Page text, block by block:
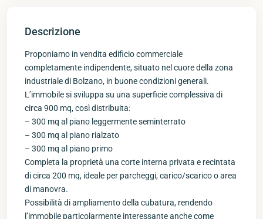
Descrizione
Proponiamo in vendita edificio commerciale
completamente indipendente, situato nel cuore della zona
industriale di Bolzano, in buone condizioni generali.
L’immobile si sviluppa su una superficie complessiva di
circa 900 mq, così distribuita:
– 300 mq al piano leggermente seminterrato
– 300 mq al piano rialzato
– 300 mq al piano primo
Completa la proprietà una corte interna privata e recintata
di circa 200 mq, ideale per parcheggi, carico/scarico o area
di manovra.
Possibilità di ampliamento della cubatura, rendendo
l’immobile particolarmente interessante anche come